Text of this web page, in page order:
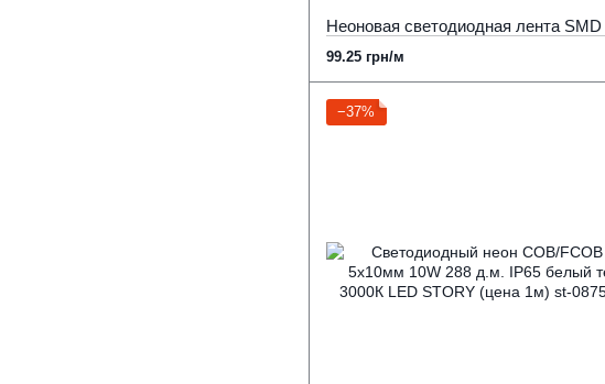
99.25 грн/м
−37%